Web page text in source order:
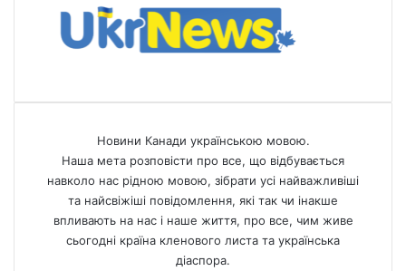
Новини Канади українською мовою.
Наша мета розповісти про все, що відбувається
навколо нас рідною мовою, зібрати усі найважливіші
та найсвіжіші повідомлення, які так чи інакше
впливають на нас і наше життя, про все, чим живе
сьогодні країна кленового листа та українська
діаспора.